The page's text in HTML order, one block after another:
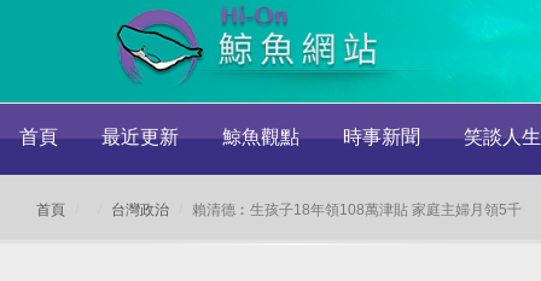
首頁 最近更新 鯨魚觀點 時事新聞 笑談人生
首頁 台灣政治 賴清德︰生孩子18年領108萬津貼 家庭主婦月領5千